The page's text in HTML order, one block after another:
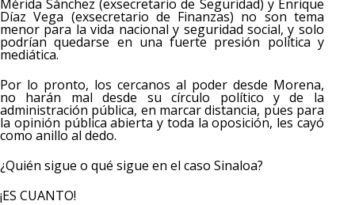
Mérida Sánchez (exsecretario de Seguridad) y Enrique
Díaz Vega (exsecretario de Finanzas) no son tema
menor para la vida nacional y seguridad social, y solo
podrían quedarse en una fuerte presión política y
mediática.
Por lo pronto, los cercanos al poder desde Morena,
no harán mal desde su círculo político y de la
administración pública, en marcar distancia, pues para
la opinión pública abierta y toda la oposición, les cayó
como anillo al dedo.
¿Quién sigue o qué sigue en el caso Sinaloa?
¡ES CUANTO!